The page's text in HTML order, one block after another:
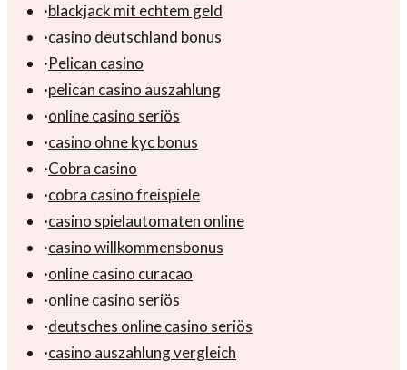
·blackjack mit echtem geld
·casino deutschland bonus
·Pelican casino
·pelican casino auszahlung
·online casino seriös
·casino ohne kyc bonus
·Cobra casino
·cobra casino freispiele
·casino spielautomaten online
·casino willkommensbonus
·online casino curacao
·online casino seriös
·deutsches online casino seriös
·casino auszahlung vergleich